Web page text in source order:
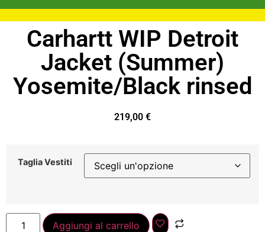
Carhartt WIP Detroit
Jacket (Summer)
Yosemite/Black rinsed
219,00 €
Taglia Vestiti
Aggiungi al carrello